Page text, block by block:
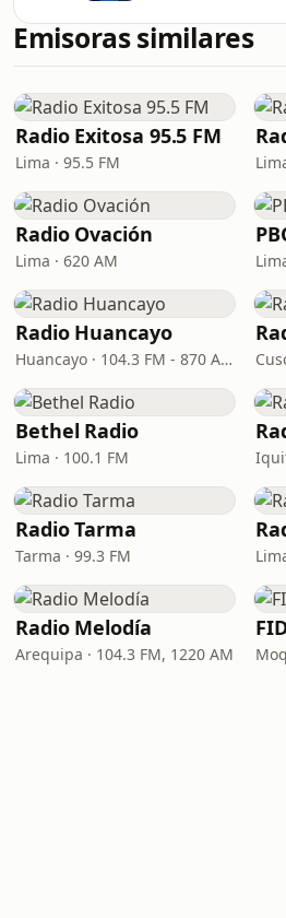
Emisoras similares
Radio Exitosa 95.5 FM
Lima · 95.5 FM
Radio Ovación
Lima · 620 AM
Radio Huancayo
Huancayo · 104.3 FM - 870 AM
Bethel Radio
Lima · 100.1 FM
Radio Tarma
Tarma · 99.3 FM
Radio Melodía
Arequipa · 104.3 FM, 1220 AM